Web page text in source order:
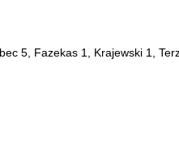
5, Fazekas 1, Krajewski 1,